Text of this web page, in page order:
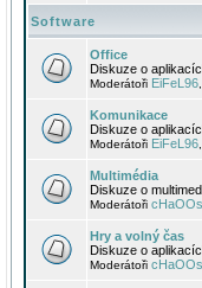
Software
Office
Diskuze o
Moderátoři EiFeL96
Komunikace
Diskuze o
Moderátoři EiFeL96
Multimédia
Diskuze o
Moderátoři cHaOOs
Hry a volný čas
Diskuze o
Moderátoři cHaOOs